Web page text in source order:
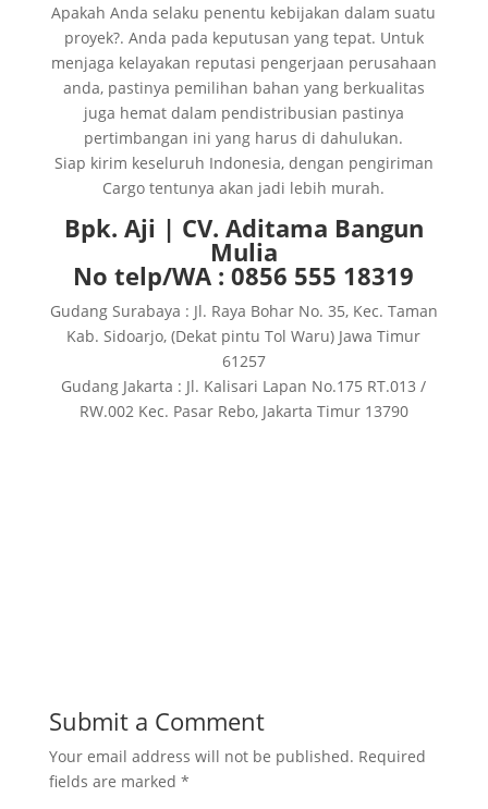
Apakah Anda selaku penentu kebijakan dalam suatu
proyek?. Anda pada keputusan yang tepat. Untuk
menjaga kelayakan reputasi pengerjaan perusahaan
anda, pastinya pemilihan bahan yang berkualitas
juga hemat dalam pendistribusian pastinya
pertimbangan ini yang harus di dahulukan.
Siap kirim keseluruh Indonesia, dengan pengiriman
Cargo tentunya akan jadi lebih murah.
Bpk. Aji | CV. Aditama Bangun
Mulia
No telp/WA : 0856 555 18319
Gudang Surabaya : Jl. Raya Bohar No. 35, Kec. Taman
Kab. Sidoarjo, (Dekat pintu Tol Waru) Jawa Timur
61257
Gudang Jakarta : Jl. Kalisari Lapan No.175 RT.013 /
RW.002 Kec. Pasar Rebo, Jakarta Timur 13790
Submit a Comment
Your email address will not be published. Required
fields are marked *